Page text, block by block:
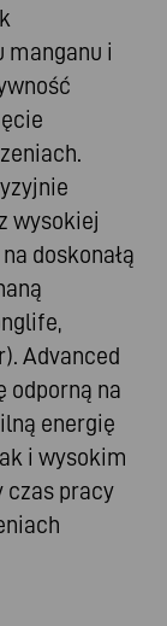
manganu i
wysokiej
doskonałą
Advanced
odporną na
energię
i wysokim
czas pracy